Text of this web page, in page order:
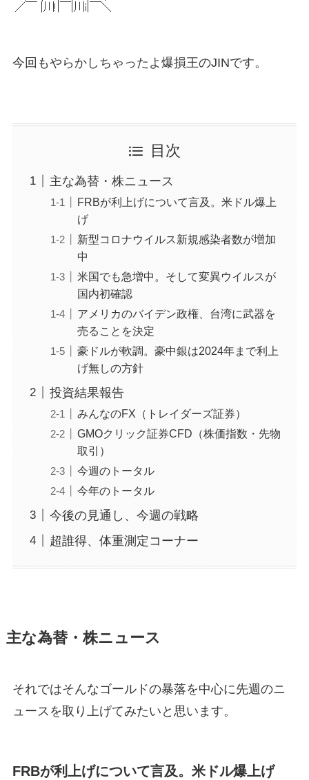
今回もやらかしちゃったよ爆損王のJINです。
目次
主な為替・株ニュース
FRBが利上げについて言及。米ドル爆上
げ
新型コロナウイルス新規感染者数が増加
中
米国でも急増中。そして変異ウイルスが
国内初確認
アメリカのバイデン政権、台湾に武器を
売ることを決定
豪ドルが軟調。豪中銀は2024年まで利上
げ無しの方針
投資結果報告
みんなのFX（トレイダーズ証券）
GMOクリック証券CFD（株価指数・先物
取引）
今週のトータル
今年のトータル
今後の見通し、今週の戦略
超誰得、体重測定コーナー
主な為替・株ニュース
それではそんなゴールドの暴落を中心に先週のニ
ュースを取り上げてみたいと思います。
FRBが利上げについて言及。米ドル爆上げ